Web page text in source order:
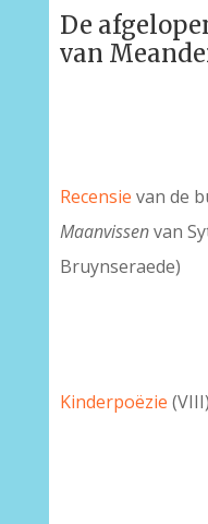
De
van
Recensie van de
Maanvissenvan
Bruynseraede)
Kinderpoëzie (VIII)